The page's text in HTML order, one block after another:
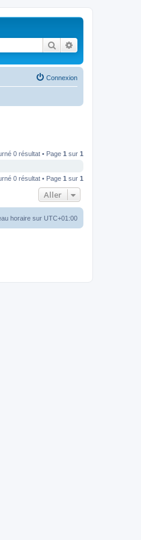
Rechercher
Connexion
0 résultat • Page 1 sur 1
0 résultat • Page 1 sur 1
Aller
horaire sur UTC+01:00